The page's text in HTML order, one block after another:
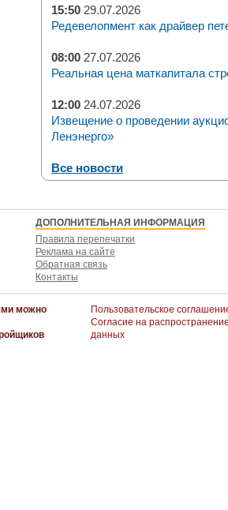
15:50 29.07.2026
Редевелопмент как драйвер
08:00 27.07.2026
Реальная цена маткапитала
12:00 24.07.2026
Извещение о проведении
Ленэнерго»
Все новости
ДОПОЛНИТЕЛЬНАЯ ИНФОРМАЦИЯ
Правила перепечатки
Реклама на сайте
Обратная связь
Контакты
можно
Пользовательское
Согласие на
данных